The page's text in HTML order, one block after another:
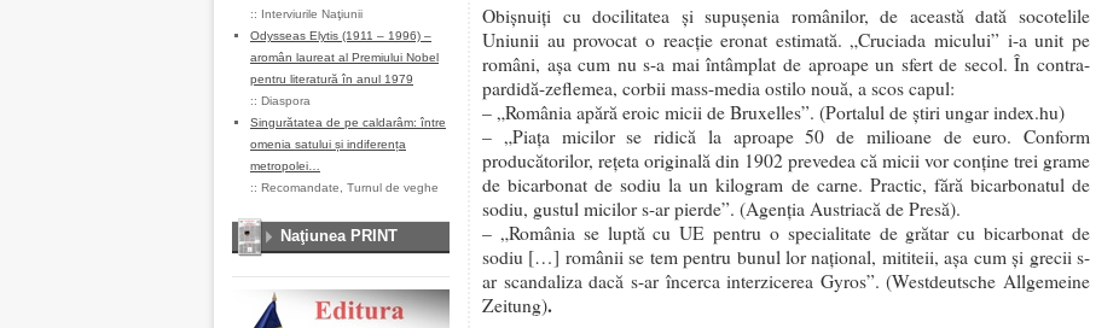
:: Interviurile Naţiunii
Odysseas Elytis (1911 – 1996) –
aromân laureat al Premiului Nobel
pentru literatură în anul 1979
:: Diaspora
Singurătatea de pe caldarâm: între
omenia satului și indiferența
metropolei…
:: Recomandate Turnul de veghe
Naţiunea PRINT
Obişnuiţi cu docilitatea şi supuşenia românilor, de această dată socotelile
Uniunii au provocat o reacţie eronat estimată. „Cruciada micului” i-a unit pe
români, aşa cum nu s-a mai întâmplat de aproape un sfert de secol. În contra-
pardidă-zeflemea, corbii mass-media ostilo nouă, a scos capul:
– „România apără eroic micii de Bruxelles”. (Portalul de știri ungar index.hu)
– „Piaţa micilor se ridică la aproape 50 de milioane de euro. Conform
producătorilor, reţeta originală din 1902 prevedea că micii vor conţine trei grame
de bicarbonat de sodiu la un kilogram de carne. Practic, fără bicarbonatul de
sodiu, gustul micilor s-ar pierde”. (Agenţia Austriacă de Presă).
– „România se luptă cu UE pentru o specialitate de grătar cu bicarbonat de
sodiu […] românii se tem pentru bunul lor naţional, mititeii, aşa cum şi grecii s-
ar scandaliza dacă s-ar încerca interzicerea Gyros”. (Westdeutsche Allgemeine
Zeitung).